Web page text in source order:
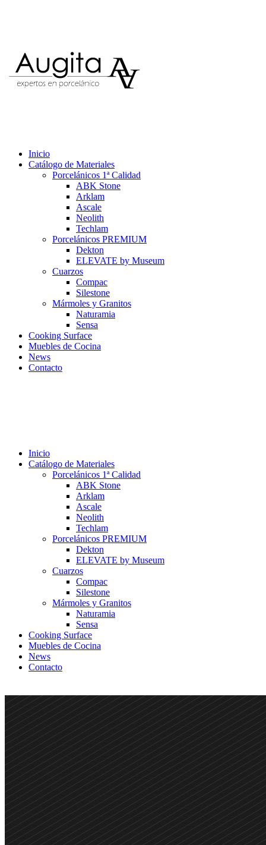
Inicio
Catálogo de Materiales
Porcelánicos 1ª Calidad
ABK Stone
Arklam
Ascale
Neolith
Techlam
Porcelánicos PREMIUM
Dekton
ELEVATE by Museum
Cuarzos
Compac
Silestone
Mármoles y Granitos
Naturamia
Sensa
Cooking Surface
Muebles de Cocina
News
Contacto
Inicio
Catálogo de Materiales
Porcelánicos 1ª Calidad
ABK Stone
Arklam
Ascale
Neolith
Techlam
Porcelánicos PREMIUM
Dekton
ELEVATE by Museum
Cuarzos
Compac
Silestone
Mármoles y Granitos
Naturamia
Sensa
Cooking Surface
Muebles de Cocina
News
Contacto